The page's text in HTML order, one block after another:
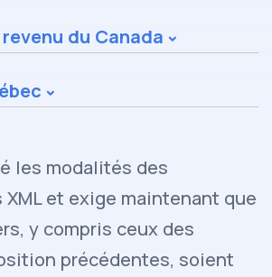
les modalités des
et exige maintenant que
y compris ceux des
précédentes, soient
du Canada